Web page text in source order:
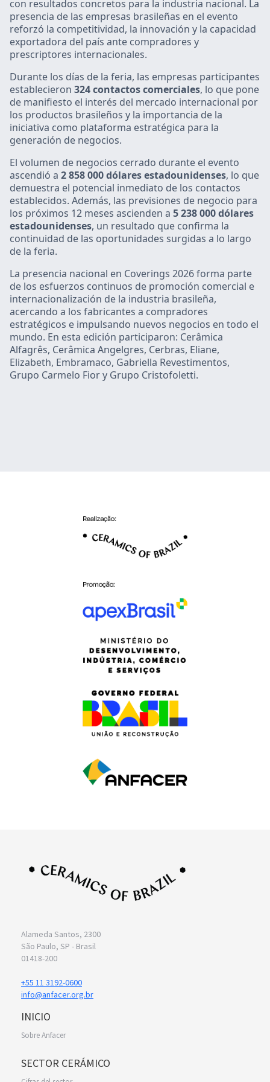
con resultados concretos para la industria nacional. La
presencia de las empresas brasileñas en el evento
reforzó la competitividad, la innovación y la capacidad
exportadora del país ante compradores y
prescriptores internacionales.
Durante los días de la feria, las empresas participantes
establecieron 324 contactos comerciales, lo que pone
de manifiesto el interés del mercado internacional por
los productos brasileños y la importancia de la
iniciativa como plataforma estratégica para la
generación de negocios.
El volumen de negocios cerrado durante el evento
ascendió a 2 858 000 dólares estadounidenses, lo que
demuestra el potencial inmediato de los contactos
establecidos. Además, las previsiones de negocio para
los próximos 12 meses ascienden a 5 238 000 dólares
estadounidenses, un resultado que confirma la
continuidad de las oportunidades surgidas a lo largo
de la feria.
La presencia nacional en Coverings 2026 forma parte
de los esfuerzos continuos de promoción comercial e
internacionalización de la industria brasileña,
acercando a los fabricantes a compradores
estratégicos e impulsando nuevos negocios en todo el
mundo. En esta edición participaron: Cerâmica
Alfagrês, Cerâmica Angelgres, Cerbras, Eliane,
Elizabeth, Embramaco, Gabriella Revestimentos,
Grupo Carmelo Fior y Grupo Cristofoletti.
Alameda Santos, 2300
São Paulo, SP - Brasil
01418-200
+55 11 3192-0600
info@anfacer.org.br
INICIO
Sobre Anfacer
SECTOR CERÁMICO